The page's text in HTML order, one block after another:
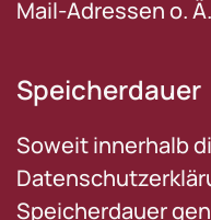
Mail-Adressen o.
Speicherdauer
Soweit innerhalb
Speicherdauer